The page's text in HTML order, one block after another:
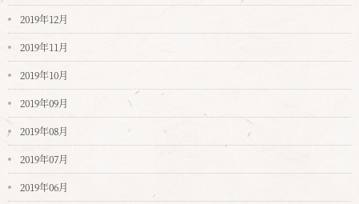
2019年12月
2019年11月
2019年10月
2019年09月
2019年08月
2019年07月
2019年06月